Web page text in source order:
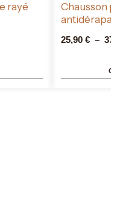
rayé
Chausson
25,90 € –